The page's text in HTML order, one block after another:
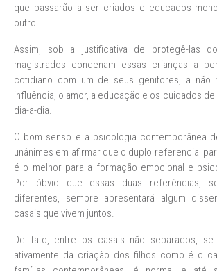
que passarão a ser criados e educados
outro.
Assim, sob a justificativa de protegê-las
magistrados condenam essas crianças a
cotidiano com um de seus genitores, a não
influência, o amor, a educação e os cuidados
dia-a-dia.
O bom senso e a psicologia contemporânea
unânimes em afirmar que o duplo referencial
é o melhor para a formação emocional e
Por óbvio que essas duas referências,
diferentes, sempre apresentará algum
casais que vivem juntos.
De fato, entre os casais não separados, se
ativamente da criação dos filhos como é o